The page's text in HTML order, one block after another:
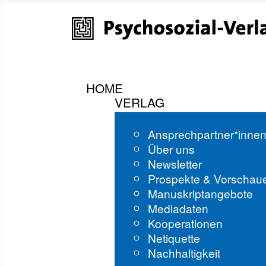
HOME
VERLAG
Über uns
Newsletter
Prospekte &
Manuskriptangebote
Mediadaten
Kooperationen
Netiquette
Nachhaltigkeit